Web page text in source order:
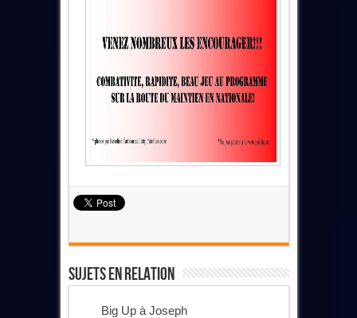
Sujets En Relation
Big Up à Joseph